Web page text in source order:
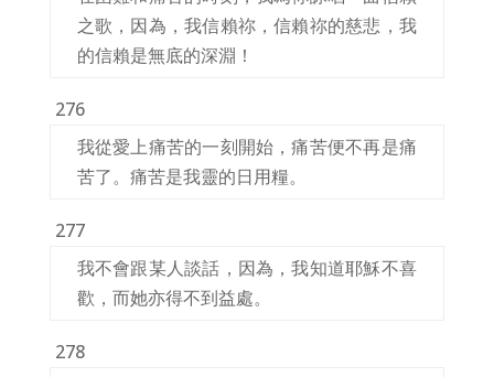
之歌，因為，我信賴祢，信賴祢的慈悲，我
的信賴是無底的深淵！
276
我從愛上痛苦的一刻開始，痛苦便不再是痛
苦了。痛苦是我靈的日用糧。
277
我不會跟某人談話，因為，我知道耶穌不喜
歡，而她亦得不到益處。
278